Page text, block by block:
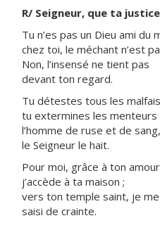
R/ Seigneur, que ta
Tu n’es pas un Dieu ami du
chez toi, le méchant n’est
Non, l’insensé ne tient pas
devant ton regard.
Tu détestes tous les
tu extermines les menteurs
l’homme de ruse et de sang,
le Seigneur le hait.
Pour moi, grâce à ton
j’accède à ta maison ;
vers ton temple saint, je
saisi de crainte.